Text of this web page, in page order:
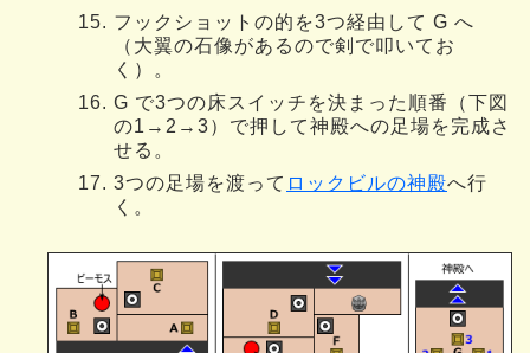
フックショットの的を3つ経由して G へ
（大翼の石像があるので剣で叩いてお
く）。
G で3つの床スイッチを決まった順番（下図
の1→2→3）で押して神殿への足場を完成さ
せる。
3つの足場を渡って ロックビルの神殿へ行
く。